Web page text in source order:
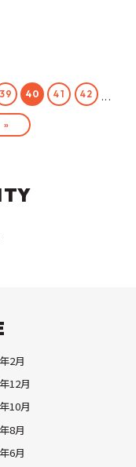
39 40 41 42 ...
»
2月
12月
10月
8月
6月